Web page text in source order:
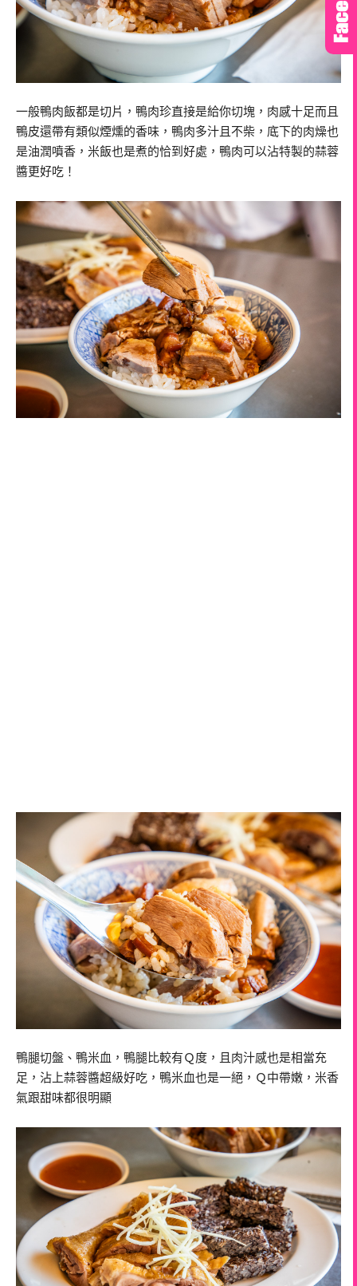
一般鴨肉飯都是切片，鴨肉珍直接是給你切塊，肉感十足而且
鴨皮還帶有類似煙燻的香味，鴨肉多汁且不柴，底下的肉燥也
是油潤噴香，米飯也是煮的恰到好處，鴨肉可以沾特製的蒜蓉
醬更好吃！
鴨腿切盤、鴨米血，鴨腿比較有Ｑ度，且肉汁感也是相當充
足，沾上蒜蓉醬超級好吃，鴨米血也是一絕，Ｑ中帶嫩，米香
氣跟甜味都很明顯